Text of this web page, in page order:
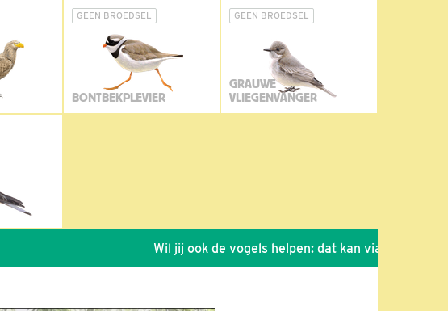
GEEN BROEDSEL
BONTBEKPLEVIER
GEEN BROEDSEL
GRAUWE
VLIEGENVANGER
Wil jij ook de vogels helpen: dat kan via de link!